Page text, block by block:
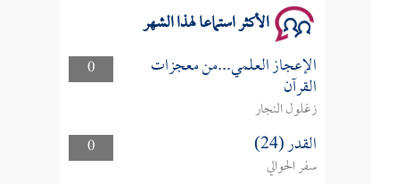
الأكثر استماعا لهذا الشهر
0 الإعجاز العلمي...من معجزات
القرآن
زغلول النجار
0
القدر (24)
سفر الحوالي